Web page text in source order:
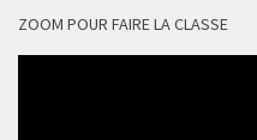
ZOOM POUR FAIRE LA CLASSE